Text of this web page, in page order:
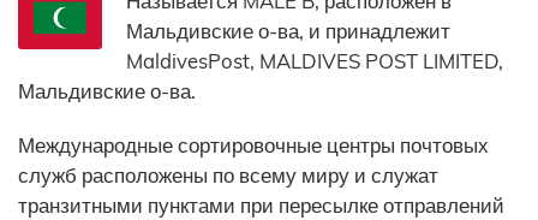
Мальдивские о-ва, и принадлежит
MaldivesPost, MALDIVES POST LIMITED,
Мальдивские о-ва.
Международные сортировочные центры почтовых
служб расположены по всему миру и служат
транзитными пунктами при пересылке отправлений